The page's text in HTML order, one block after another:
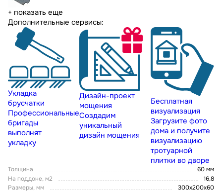
+ показать еще
Дополнительные сервисы:
Укладка
брусчатки
Профессиональные
бригады
выполнят
укладку
Дизайн-проект
мощения
Создадим
уникальный
дизайн мощения
Бесплатная
визуализация
Загрузите фото
дома и получите
визуализацию
тротуарной
плитки во дворе
Толщина
60 мм
На поддоне, м2
16,8
Размеры, мм
300х200х60